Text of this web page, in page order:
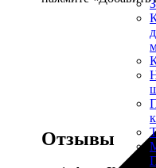
Отзывы